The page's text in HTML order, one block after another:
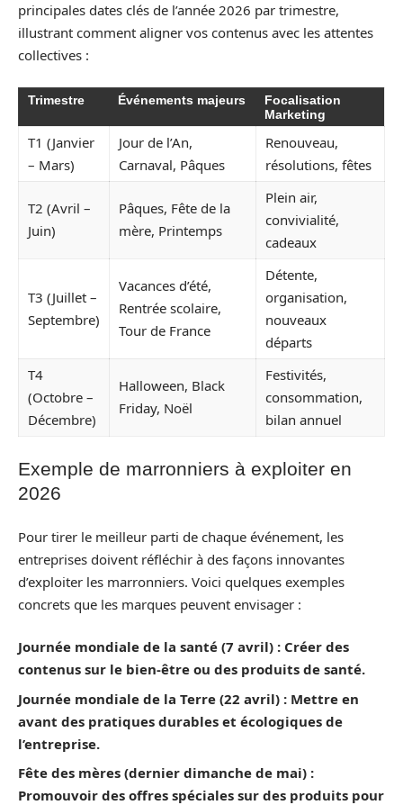
principales dates clés de l’année 2026 par trimestre,
illustrant comment aligner vos contenus avec les attentes
collectives :
Trimestre Événements majeurs
Focalisation
Marketing
T1 (Janvier
– Mars)
Jour de l’An,
Carnaval, Pâques
Renouveau,
résolutions, fêtes
T2 (Avril –
Juin)
Pâques, Fête de la
mère, Printemps
Plein air,
convivialité,
cadeaux
T3 (Juillet –
Septembre)
Vacances d’été,
Rentrée scolaire,
Tour de France
Détente,
organisation,
nouveaux
départs
T4
(Octobre –
Décembre)
Halloween, Black
Friday, Noël
Festivités,
consommation,
bilan annuel
Exemple de marronniers à exploiter en
2026
Pour tirer le meilleur parti de chaque événement, les
entreprises doivent réfléchir à des façons innovantes
d’exploiter les marronniers. Voici quelques exemples
concrets que les marques peuvent envisager :
Journée mondiale de la santé (7 avril) : Créer des
contenus sur le bien-être ou des produits de santé.
Journée mondiale de la Terre (22 avril) : Mettre en
avant des pratiques durables et écologiques de
l’entreprise.
Fête des mères (dernier dimanche de mai) :
Promouvoir des offres spéciales sur des produits pour